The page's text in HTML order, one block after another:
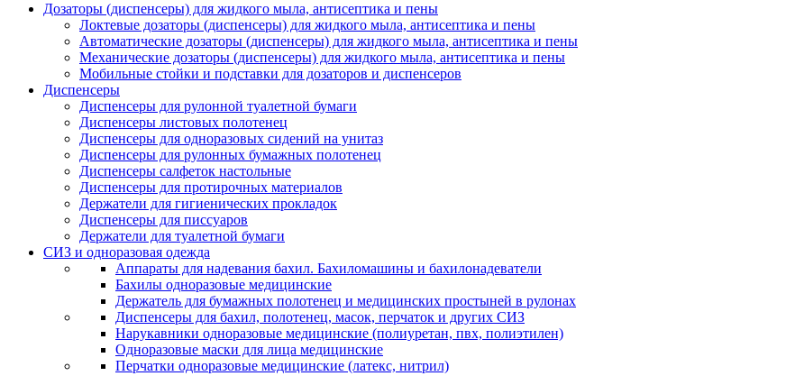
Дозаторы (диспенсеры) для жидкого мыла, антисептика и пены
Локтевые дозаторы (диспенсеры) для жидкого мыла, антисептика и пены
Автоматические дозаторы (диспенсеры) для жидкого мыла, антисептика и пены
Механические дозаторы (диспенсеры) для жидкого мыла, антисептика и пены
Мобильные стойки и подставки для дозаторов и диспенсеров
Диспенсеры
Диспенсеры для рулонной туалетной бумаги
Диспенсеры листовых полотенец
Диспенсеры для одноразовых сидений на унитаз
Диспенсеры для рулонных бумажных полотенец
Диспенсеры салфеток настольные
Диспенсеры для протирочных материалов
Держатели для гигиенических прокладок
Диспенсеры для писсуаров
Держатели для туалетной бумаги
СИЗ и одноразовая одежда
Аппараты для надевания бахил. Бахиломашины и бахилонадеватели
Бахилы одноразовые медицинские
Держатель для бумажных полотенец и медицинских простыней в рулонах
Диспенсеры для бахил, полотенец, масок, перчаток и других СИЗ
Нарукавники одноразовые медицинские (полиуретан, пвх, полиэтилен)
Одноразовые маски для лица медицинские
Перчатки одноразовые медицинские (латекс, нитрил)